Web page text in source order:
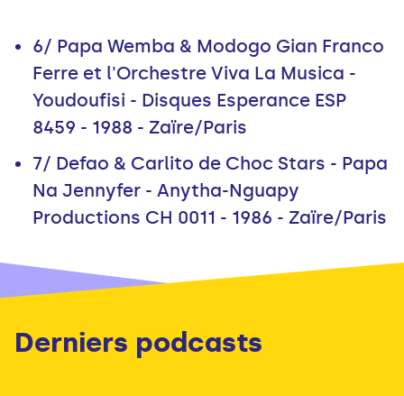
6/ Papa Wemba & Modogo Gian Franco
Ferre et l'Orchestre Viva La Musica -
Youdoufisi - Disques Esperance ESP
8459 - 1988 - Zaïre/Paris
7/ Defao & Carlito de Choc Stars - Papa
Na Jennyfer - Anytha-Nguapy
Productions CH 0011 - 1986 - Zaïre/Paris
Derniers podcasts